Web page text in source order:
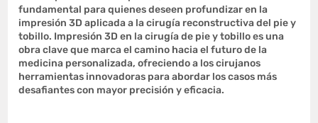
fundamental para quienes deseen profundizar en la
impresión 3D aplicada a la cirugía reconstructiva del pie y
tobillo. Impresión 3D en la cirugía de pie y tobillo es una
obra clave que marca el camino hacia el futuro de la
medicina personalizada, ofreciendo a los cirujanos
herramientas innovadoras para abordar los casos más
desafiantes con mayor precisión y eficacia.